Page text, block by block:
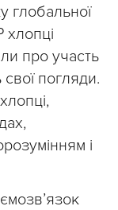
глобальної
хлопці
про участь
погляди.
і